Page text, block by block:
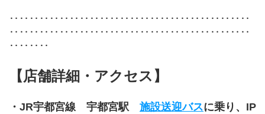
‥‥‥‥‥‥‥‥‥‥‥‥‥‥‥‥‥‥‥‥‥‥‥‥
‥‥‥‥‥‥‥‥‥‥‥‥‥‥‥‥‥‥‥‥‥‥‥‥
‥‥‥‥
【店舗詳細・アクセス】
・JR宇都宮線　宇都宮駅 施設送迎バスに乗り、IP